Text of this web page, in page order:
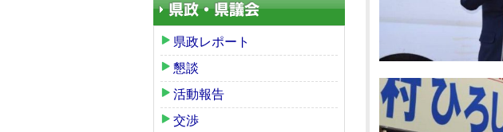
県政レポート
懇談
活動報告
交渉